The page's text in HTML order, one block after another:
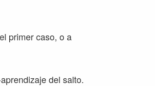
primer caso, o a
del salto.